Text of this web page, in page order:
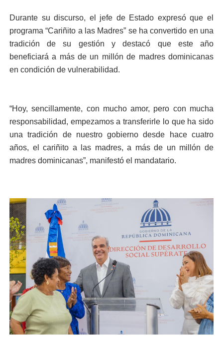
Durante su discurso, el jefe de Estado expresó que el
programa “Cariñito a las Madres” se ha convertido en una
tradición de su gestión y destacó que este año
beneficiará a más de un millón de madres dominicanas
en condición de vulnerabilidad.
“Hoy, sencillamente, con mucho amor, pero con mucha
responsabilidad, empezamos a transferirle lo que ha sido
una tradición de nuestro gobierno desde hace cuatro
años, el cariñito a las madres, a más de un millón de
madres dominicanas”, manifestó el mandatario.